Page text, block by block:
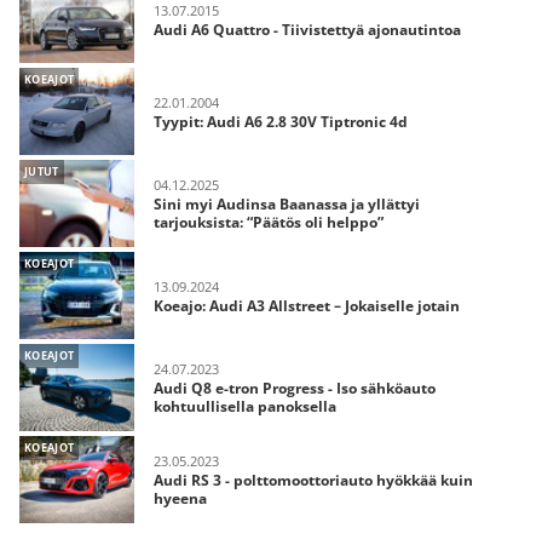
13.07.2015
Audi A6 Quattro - Tiivistettyä ajonautintoa
KOEAJOT
22.01.2004
Tyypit: Audi A6 2.8 30V Tiptronic 4d
JUTUT
04.12.2025
Sini myi Audinsa Baanassa ja yllättyi
tarjouksista: “Päätös oli helppo”
KOEAJOT
13.09.2024
Koeajo: Audi A3 Allstreet – Jokaiselle jotain
KOEAJOT
24.07.2023
Audi Q8 e-tron Progress - Iso sähköauto
kohtuullisella panoksella
KOEAJOT
23.05.2023
Audi RS 3 - polttomoottoriauto hyökkää kuin
hyeena